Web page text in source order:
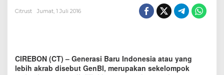
,
P
b
a
Citrust Jumat, 1 Juli 2016
CIREBON (CT) – Generasi Baru Indonesia atau yang
lebih akrab disebut GenBI, merupakan sekelompok